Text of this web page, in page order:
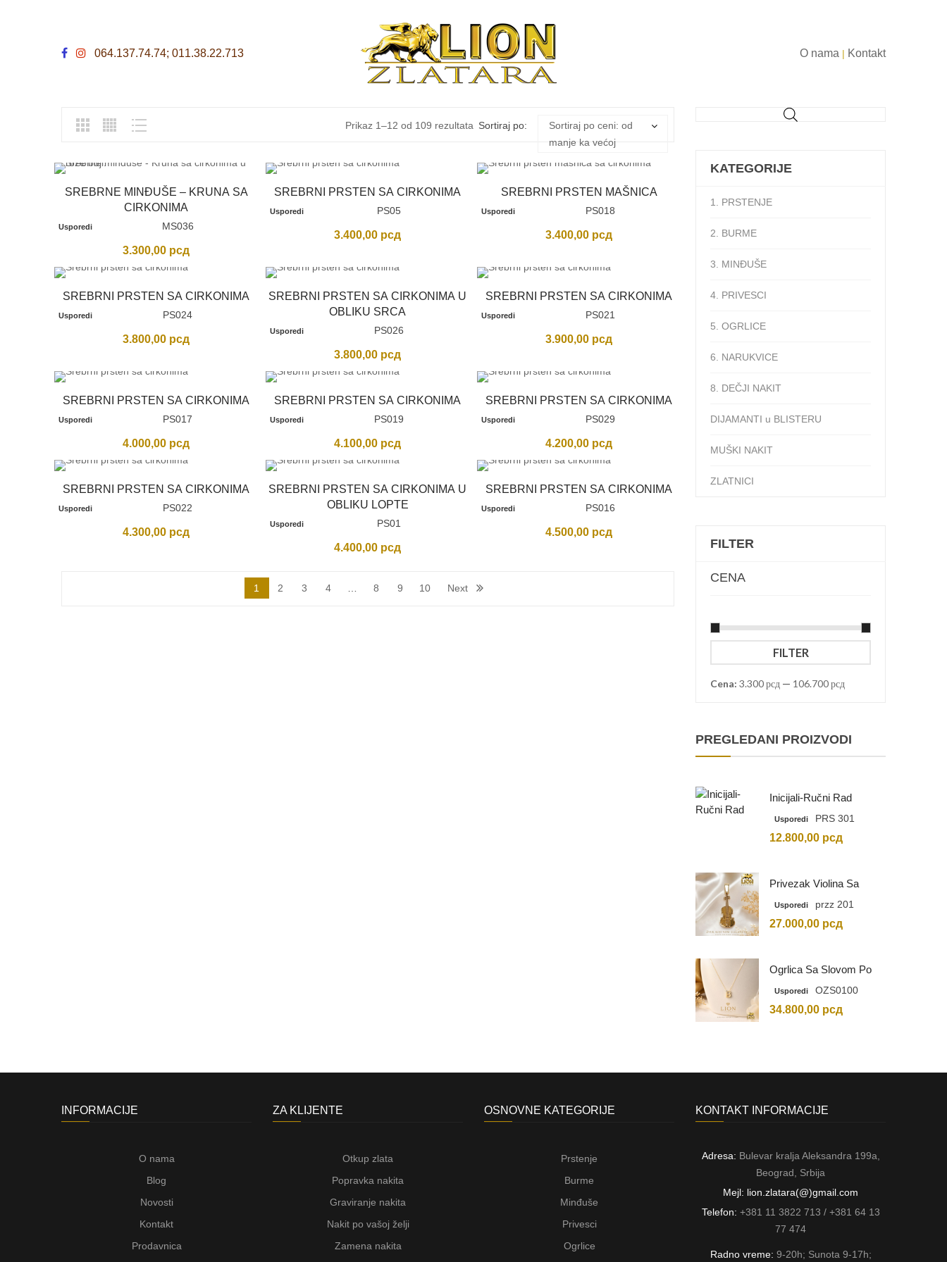
064.137.74.74; 011.38.22.713 O nama | Kontakt
Prikaz 1–12 od 109 rezultata Sortirano
niže
Sortiraj po:
Sortiraj po ceni: od
manje ka većoj
SREBRNE MINĐUŠE – KRUNA SA
CIRKONIMA
Usporedi MS036
3.300,00 рсд
SREBRNI PRSTEN SA CIRKONIMA
Usporedi PS05
3.400,00 рсд
SREBRNI PRSTEN MAŠNICA
Usporedi PS018
3.400,00 рсд
SREBRNI PRSTEN SA CIRKONIMA
Usporedi PS024
3.800,00 рсд
SREBRNI PRSTEN SA CIRKONIMA U
OBLIKU SRCA
Usporedi PS026
3.800,00 рсд
SREBRNI PRSTEN SA CIRKONIMA
Usporedi PS021
3.900,00 рсд
SREBRNI PRSTEN SA CIRKONIMA
Usporedi PS017
4.000,00 рсд
SREBRNI PRSTEN SA CIRKONIMA
Usporedi PS019
4.100,00 рсд
SREBRNI PRSTEN SA CIRKONIMA
Usporedi PS029
4.200,00 рсд
SREBRNI PRSTEN SA CIRKONIMA
Usporedi PS022
4.300,00 рсд
SREBRNI PRSTEN SA CIRKONIMA U
OBLIKU LOPTE
Usporedi PS01
4.400,00 рсд
SREBRNI PRSTEN SA CIRKONIMA
Usporedi PS016
4.500,00 рсд
1 2 3 4 8 9 10 Next
KATEGORIJE
1. PRSTENJE
2. BURME
3. MINĐUŠE
4. PRIVESCI
5. OGRLICE
6. NARUKVICE
8. DEČJI NAKIT
DIJAMANTI u BLISTERU
MUŠKI NAKIT
ZLATNICI
FILTER
CENA
cena
cena
FILTER
Cena: 3.300 рсд — 106.700 рсд
PREGLEDANI PROIZVODI
Inicijali-Ručni Rad
Usporedi PRS 301
12.800,00 рсд
Privezak Violina Sa
Graviranim Inicijalima
Usporedi przz 201
27.000,00 рсд
Ogrlica Sa Slovom Po
Vašem Izboru
Usporedi OZS0100
34.800,00 рсд
INFORMACIJE
O nama
Blog
Novosti
Kontakt
Prodavnica
ZA KLIJENTE
Otkup zlata
Popravka nakita
Graviranje nakita
Nakit po vašoj želji
Zamena nakita
OSNOVNE KATEGORIJE
Prstenje
Burme
Minđuše
Privesci
Ogrlice
KONTAKT INFORMACIJE
Adresa: Bulevar kralja Aleksandra 199a,
Beograd, Srbija
Mejl: lion.zlatara(@)gmail.com
Telefon: +381 11 3822 713 / +381 64 13
77 474
Radno vreme: 9-20h; Sunota 9-17h;